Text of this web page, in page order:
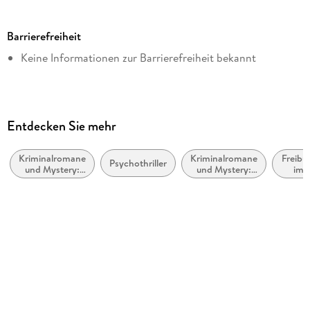
Autor/Autorin
Barbara Nelting
Kopierschutz
Produktart
EBOOK
Barrierefreiheit
Keine Informationen zur Barrierefreiheit bekannt
Entdecken Sie mehr
Kriminalromane
und Mystery:
weibliche
Psychothriller
Kriminalromane
und Mystery:
Ermittlerinnen
im